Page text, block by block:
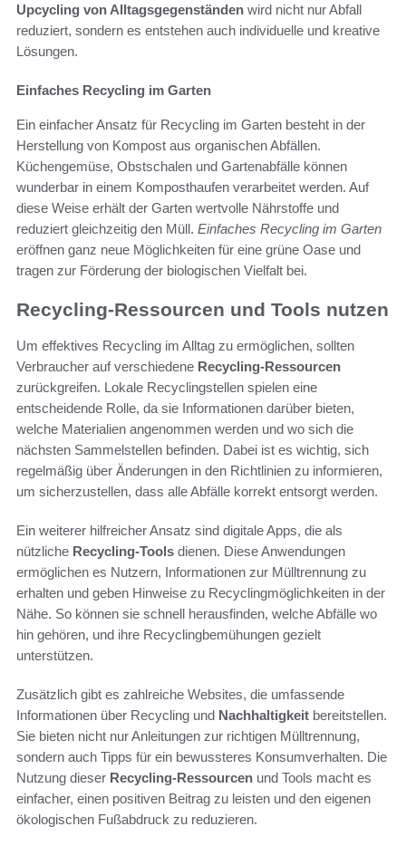
Upcycling von Alltagsgegenständen wird nicht nur Abfall
reduziert, sondern es entstehen auch individuelle und kreative
Lösungen.
Einfaches Recycling im Garten
Ein einfacher Ansatz für Recycling im Garten besteht in der
Herstellung von Kompost aus organischen Abfällen.
Küchengemüse, Obstschalen und Gartenabfälle können
wunderbar in einem Komposthaufen verarbeitet werden. Auf
diese Weise erhält der Garten wertvolle Nährstoffe und
reduziert gleichzeitig den Müll. Einfaches Recycling im Garten
eröffnen ganz neue Möglichkeiten für eine grüne Oase und
tragen zur Förderung der biologischen Vielfalt bei.
Recycling-Ressourcen und Tools nutzen
Um effektives Recycling im Alltag zu ermöglichen, sollten
Verbraucher auf verschiedene Recycling-Ressourcen
zurückgreifen. Lokale Recyclingstellen spielen eine
entscheidende Rolle, da sie Informationen darüber bieten,
welche Materialien angenommen werden und wo sich die
nächsten Sammelstellen befinden. Dabei ist es wichtig, sich
regelmäßig über Änderungen in den Richtlinien zu informieren,
um sicherzustellen, dass alle Abfälle korrekt entsorgt werden.
Ein weiterer hilfreicher Ansatz sind digitale Apps, die als
nützliche Recycling-Tools dienen. Diese Anwendungen
ermöglichen es Nutzern, Informationen zur Mülltrennung zu
erhalten und geben Hinweise zu Recyclingmöglichkeiten in der
Nähe. So können sie schnell herausfinden, welche Abfälle wo
hin gehören, und ihre Recyclingbemühungen gezielt
unterstützen.
Zusätzlich gibt es zahlreiche Websites, die umfassende
Informationen über Recycling und Nachhaltigkeit bereitstellen.
Sie bieten nicht nur Anleitungen zur richtigen Mülltrennung,
sondern auch Tipps für ein bewussteres Konsumverhalten. Die
Nutzung dieser Recycling-Ressourcen und Tools macht es
einfacher, einen positiven Beitrag zu leisten und den eigenen
ökologischen Fußabdruck zu reduzieren.